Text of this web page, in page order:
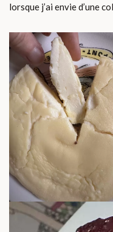
lorsque j’ai envie d’une